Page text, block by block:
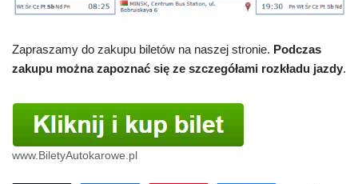
Zapraszamy do zakupu biletów na naszej stronie. Podczas
zakupu można zapoznać się ze szczegółami rozkładu jazdy.
www.BiletyAutokarowe.pl